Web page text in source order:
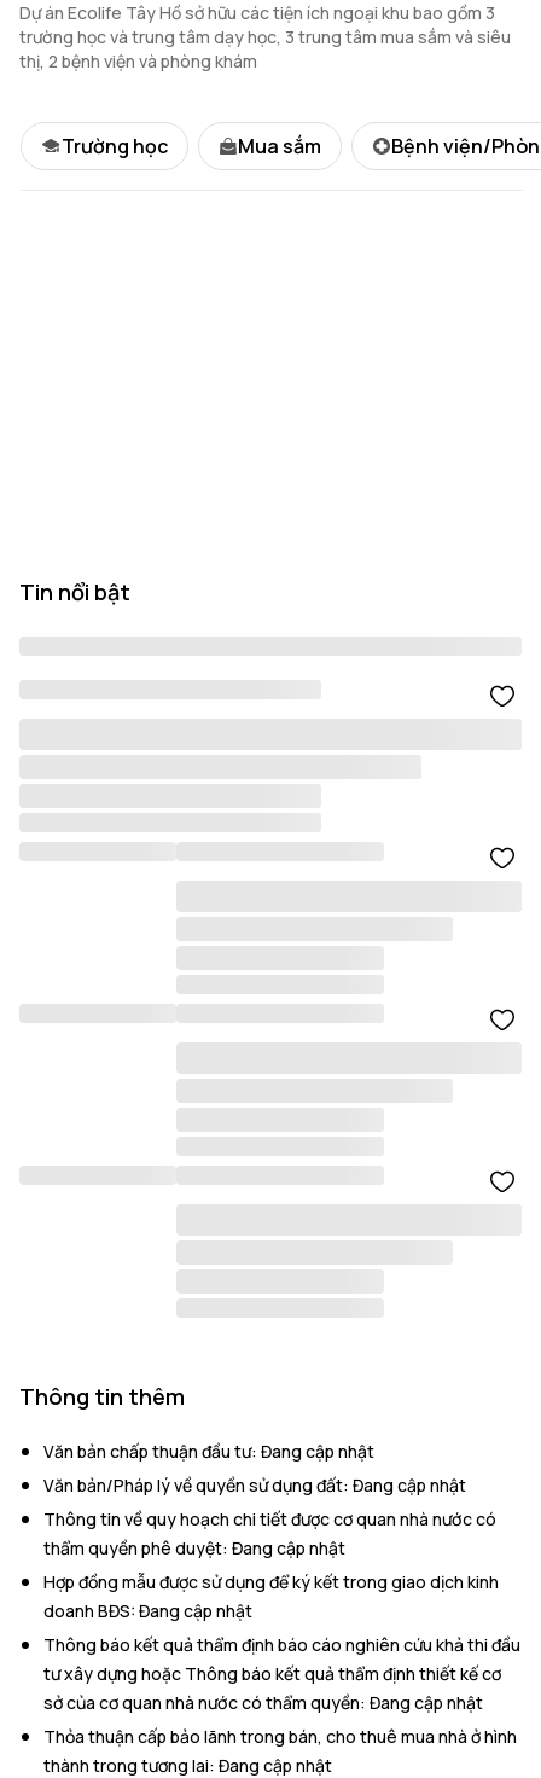
Dự án Ecolife Tây Hồ sở hữu các tiện ích ngoại khu bao gồm 3
trường học và trung tâm dạy học, 3 trung tâm mua sắm và siêu
thị, 2 bệnh viện và phòng khám
Trường học Mua sắm Bệnh viện/
Tin nổi bật
Thông tin thêm
Văn bản chấp thuận đầu tư: Đang cập nhật
Văn bản/Pháp lý về quyền sử dụng đất: Đang cập nhật
Thông tin về quy hoạch chi tiết được cơ quan nhà nước có
thẩm quyền phê duyệt: Đang cập nhật
Hợp đồng mẫu được sử dụng để ký kết trong giao dịch kinh
doanh BĐS: Đang cập nhật
Thông báo kết quả thẩm định báo cáo nghiên cứu khả thi đầu
tư xây dựng hoặc Thông báo kết quả thẩm định thiết kế cơ
sở của cơ quan nhà nước có thẩm quyền: Đang cập nhật
Thỏa thuận cấp bảo lãnh trong bán, cho thuê mua nhà ở hình
thành trong tương lai: Đang cập nhật